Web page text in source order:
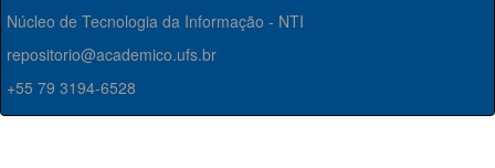
Núcleo de Tecnologia da Informação - NTI
repositorio@academico.ufs.br
+55 79 3194-6528